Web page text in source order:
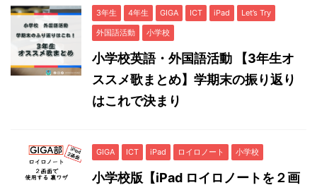
3年生 4年生 GIGA ICT iPad
Let’s Try
外国語活動
小学校
小学校英語・外国語活動 【3年生オ
ススメ歌まとめ】学期末の振り返り
はこれで決まり
GIGA ICT iPad ロイロノート 小学校
小学校版【iPad ロイロノートを２画